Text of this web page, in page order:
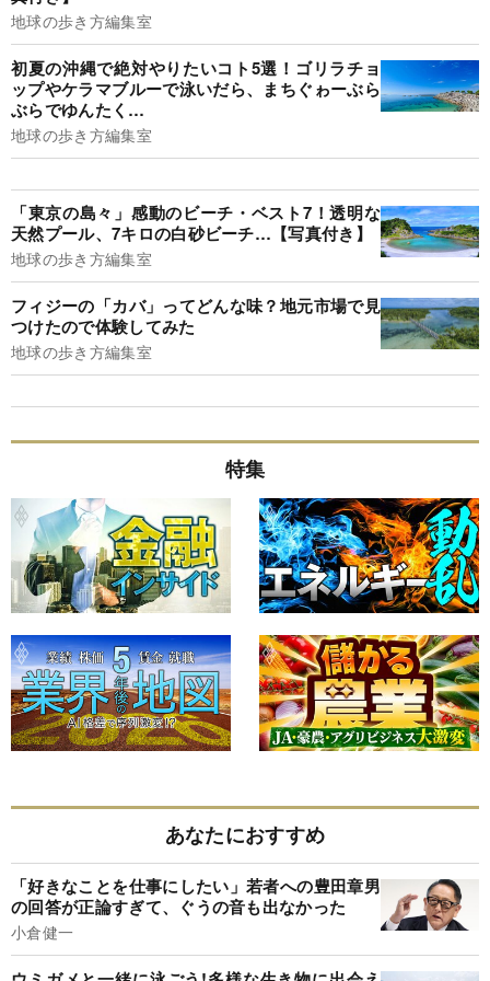
地球の歩き方編集室
初夏の沖縄で絶対やりたいコト5選！ゴリラチョ
ップやケラマブルーで泳いだら、まちぐゎーぶら
ぶらでゆんたく…
地球の歩き方編集室
「東京の島々」感動のビーチ・ベスト7！透明な
天然プール、7キロの白砂ビーチ…【写真付き】
地球の歩き方編集室
フィジーの「カバ」ってどんな味？地元市場で見
つけたので体験してみた
地球の歩き方編集室
特集
あなたにおすすめ
「好きなことを仕事にしたい」若者への豊田章男
の回答が正論すぎて、ぐうの音も出なかった
小倉健一